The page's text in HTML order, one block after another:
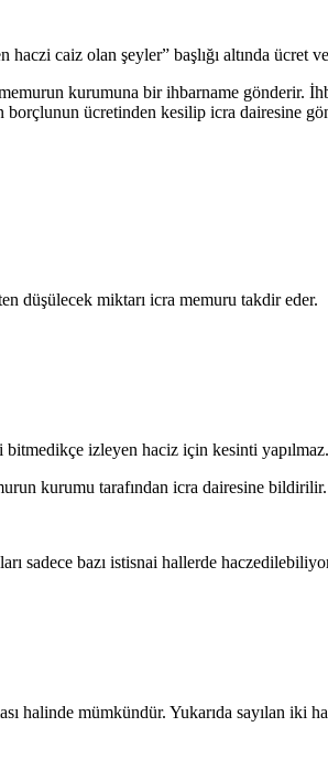
caiz olan şeyler” başlığı altında ücret
kurumuna bir ihbarname gönderir.
borçlunun ücretinden kesilip icra dairesine
düşülecek miktarı icra memuru takdir eder.
bitmedikçe izleyen haciz için kesinti yapılmaz.
kurumu tarafından icra dairesine bildirilir.
sadece bazı istisnai hallerde
halinde mümkündür. Yukarıda sayılan iki